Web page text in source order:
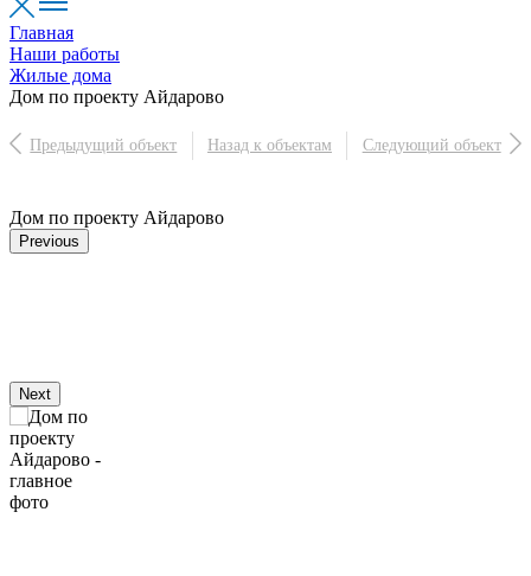
Главная
Наши работы
Жилые дома
Дом по проекту Айдарово
Предыдущий объект Назад к объектам Следующий объект
Дом по проекту Айдарово
Previous
Next